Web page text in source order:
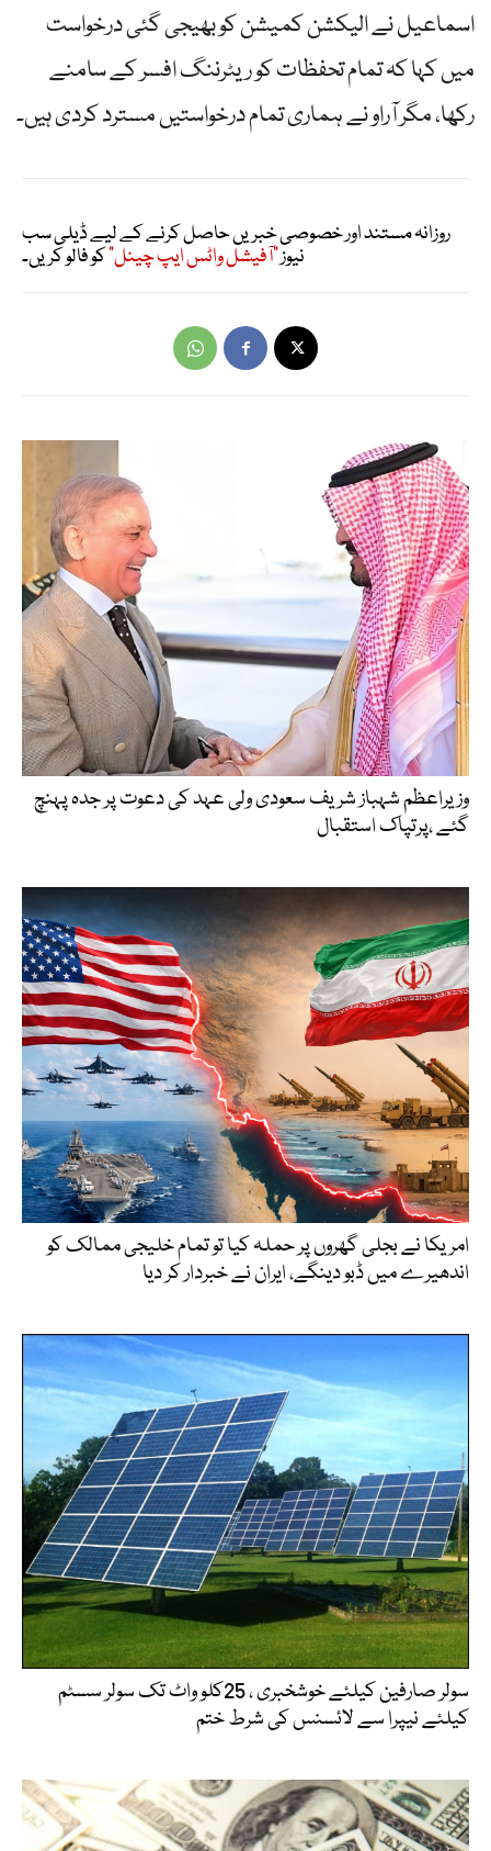
اسماعیل نے الیکشن کمیشن کو بھیجی گئی درخواست
میں کہا کہ تمام تحفظات کو ریٹرننگ افسر کے سامنے
رکھا، مگر آراو نے ہماری تمام درخواستیں مسترد کردی ہیں۔
روزانہ مستند اور خصوصی خبریں حاصل کرنے کے لیے ڈیلی سب
نیوز"آفیشل واٹس ایپ چینل"کو فالو کریں۔
وزیراعظم شہباز شریف سعودی ولی عہد کی دعوت پر جدہ پہنچ
گئے ،پرتپاک استقبال
امریکا نے بجلی گھروں پر حملہ کیا تو تمام خلیجی ممالک کو
اندھیرے میں ڈبو دینگے، ایران نے خبردار کر دیا
سولر صارفین کیلئے خوشخبری ، 25کلو واٹ تک سولر سسٹم
کیلئے نیپرا سے لائسنس کی شرط ختم